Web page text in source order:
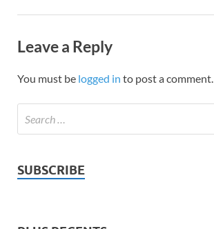
Leave a Reply
You must be logged in to post a comment.
SUBSCRIBE